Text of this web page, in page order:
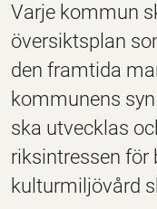
Varje kommun
översiktsplan
den framtida
kommunens
ska utvecklas
riksintressen för
kulturmiljövård